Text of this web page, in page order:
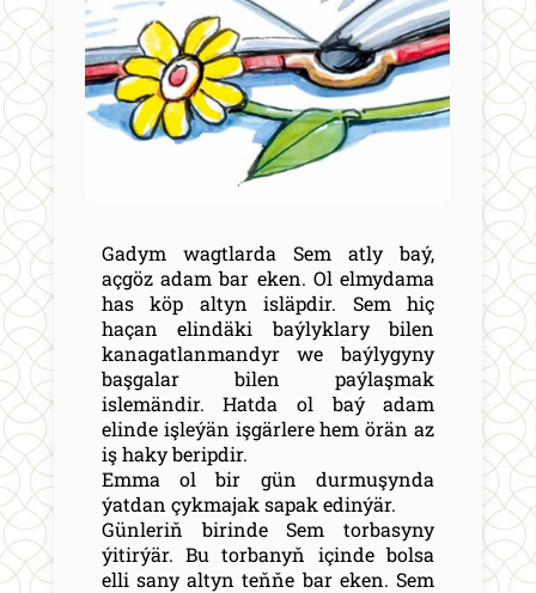
Gadym wagtlarda Sem atly baý,
açgöz adam bar eken. Ol elmydama
has köp altyn isläpdir. Sem hiç
haçan elindäki baýlyklary bilen
kanagatlanmandyr we baýlygyny
başgalar bilen paýlaşmak
islemändir. Hatda ol baý adam
elinde işleýän işgärlere hem örän az
iş haky beripdir.
Emma ol bir gün durmuşynda
ýatdan çykmajak sapak edinýär.
Günleriň birinde Sem torbasyny
ýitirýär. Bu torbanyň içinde bolsa
elli sany altyn teňňe bar eken. Sem